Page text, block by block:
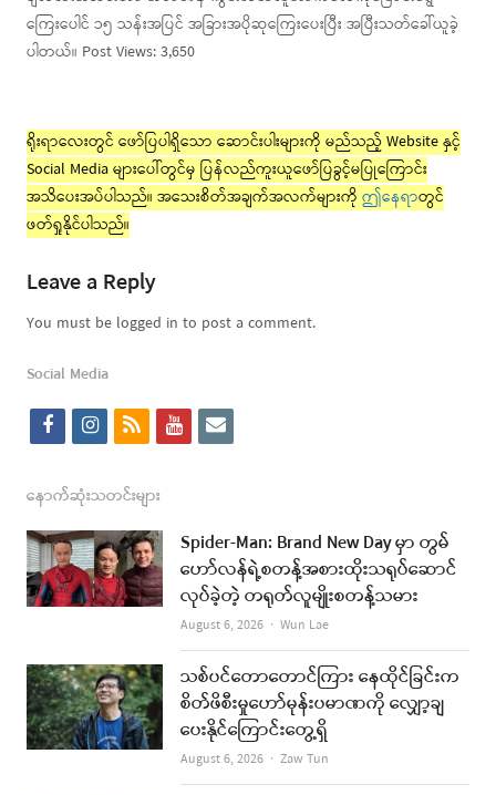
ကြေးပေါင် ၁၅ သန်းအပြင် အခြားအပိုဆုကြေးပေးပြီး အပြီးသတ်ခေါ်ယူခဲ့
ပါတယ်။ Post Views: 3,650
ရိုးရာလေးတွင် ဖော်ပြပါရှိသော ဆောင်းပါးများကို မည်သည့် Website နှင့်
Social Media များပေါ်တွင်မှ ပြန်လည်ကူးယူဖော်ပြခွင့်မပြုကြောင်း
အသိပေးအပ်ပါသည်။ အသေးစိတ်အချက်အလက်များကို ဤနေရာတွင်
ဖတ်ရှုနိုင်ပါသည်။
Leave a Reply
You must be logged in to post a comment.
Social Media
f
c
e
b
o
k
i
s
t
a
g
a
m
r
s
y
t
u
b
e
e
i
l
နောက်ဆုံးသတင်းများ
Spider-Man: Brand New Day မှာ တွမ်
ဟော်လန်ရဲ့စတန့်အစားထိုးသရုပ်ဆောင်
လုပ်ခဲ့တဲ့ တရုတ်လူမျိုးစတန့်သမား
August 6, 2026 Author
Wun Lae
သစ်ပင်တောတောင်ကြား နေထိုင်ခြင်းက
စိတ်ဖိစီးမှုဟော်မုန်းပမာဏကို လျှော့ချ
ပေးနိုင်ကြောင်းတွေ့ရှိ
August 6, 2026 Author
Zaw Tun